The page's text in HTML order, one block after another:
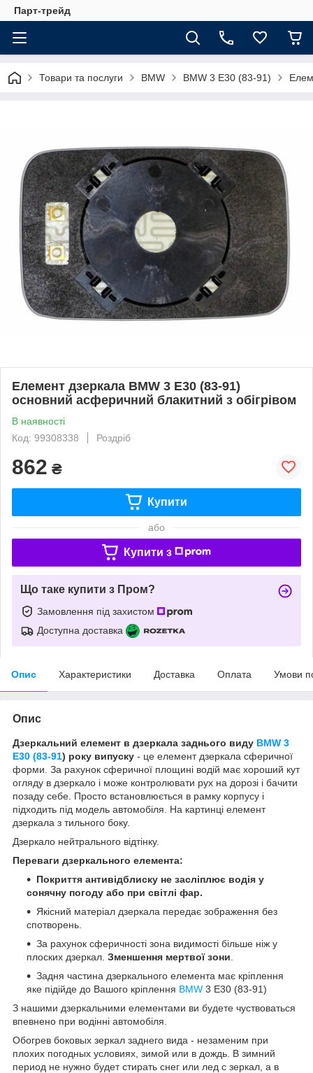
Парт-трейд
Товари та послуги BMW BMW 3 E30 (83-91)
Елемент дзеркала BMW 3 E30 (83-91)
основний асферичний блакитний з обігрівом
В наявності
Код: 99308338
Роздріб
862 ₴
Купити
або
Купити з
Що таке купити з Пром?
Замовлення під захистом
Доступна доставка
Опис Характеристики Доставка Оплата Умови
Опис
Дзеркальний елемент в дзеркала заднього виду BMW 3
E30 (83-91) року випуску - це елемент дзеркала сферичної
форми. За рахунок сферичної площині водій має хороший кут
огляду в дзеркало і може контролювати рух на дорозі і бачити
позаду себе. Просто встановлюється в рамку корпусу і
підходить під модель автомобіля. На картинці елемент
дзеркала з тильного боку.
Дзеркало нейтрального відтінку.
Переваги дзеркального елемента:
Покриття антивідблиску не засліплює водія у
сонячну погоду або при світлі фар.
Якісний матеріал дзеркала передає зображення без
спотворень.
За рахунок сферичності зона видимості більше ніж у
плоских дзеркал. Зменшення мертвої зони
Задня частина дзеркального елемента має кріплення
яке підійде до Вашого кріплення BMW 3 E30 (83-91)
З нашими дзеркальними елементами ви будете чуствоваться
впевнено при водінні автомобіля.
Обогрев боковых зеркал заднего вида - незаменим при
плохих погодных условиях, зимой или в дождь. В зимний
период не нужно будет стирать снег или лед с зеркал, а в